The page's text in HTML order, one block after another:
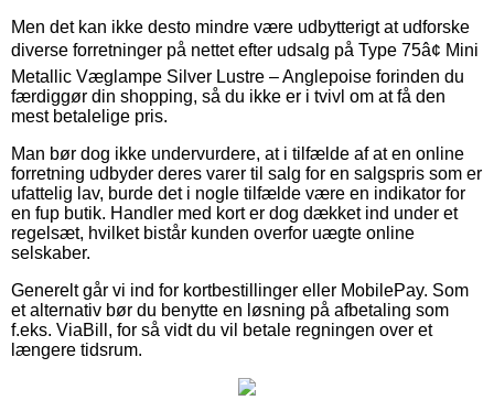
Men det kan ikke desto mindre være udbytterigt at udforske
diverse forretninger på nettet efter udsalg på Type 75â¢ Mini
Metallic Væglampe Silver Lustre – Anglepoise forinden du
færdiggør din shopping, så du ikke er i tvivl om at få den
mest betalelige pris.
Man bør dog ikke undervurdere, at i tilfælde af at en online
forretning udbyder deres varer til salg for en salgspris som er
ufattelig lav, burde det i nogle tilfælde være en indikator for
en fup butik. Handler med kort er dog dækket ind under et
regelsæt, hvilket bistår kunden overfor uægte online
selskaber.
Generelt går vi ind for kortbestillinger eller MobilePay. Som
et alternativ bør du benytte en løsning på afbetaling som
f.eks. ViaBill, for så vidt du vil betale regningen over et
længere tidsrum.